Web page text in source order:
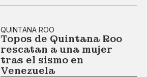
QUINTANA ROO
Topos de Quintana Roo
rescatan a una mujer
tras el sismo en
Venezuela